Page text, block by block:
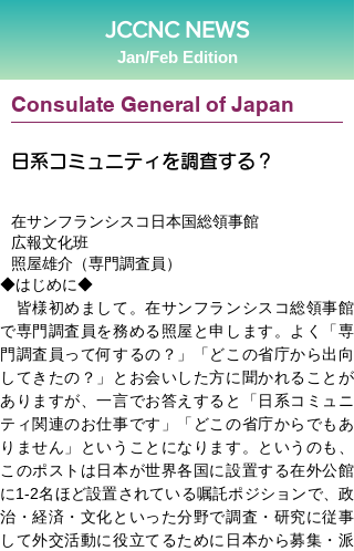
JCCNC NEWS
Jan/Feb Edition
Consulate General of Japan
日系コミュニティを調査する？
在サンフランシスコ日本国総領事館
広報文化班
照屋雄介（専門調査員）
◆はじめに◆
皆様初めまして。在サンフランシスコ総領事館
で専門調査員を務める照屋と申します。よく「専
門調査員って何するの？」「どこの省庁から出向
してきたの？」とお会いした方に聞かれることが
ありますが、一言でお答えすると「日系コミュニ
ティ関連のお仕事です」「どこの省庁からでもあ
りません」ということになります。というのも、
このポストは日本が世界各国に設置する在外公館
に1-2名ほど設置されている嘱託ポジションで、政
治・経済・文化といった分野で調査・研究に従事
して外交活動に役立てるために日本から募集・派